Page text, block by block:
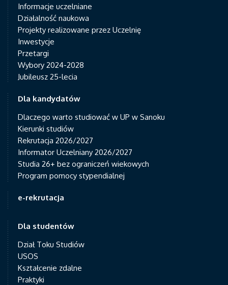
Informacje uczelniane
Działalność naukowa
Projekty realizowane przez Uczelnię
Inwestycje
Przetargi
Wybory 2024-2028
Jubileusz 25-lecia
Dla kandydatów
Dlaczego warto studiować w UP w Sanoku
Kierunki studiów
Rekrutacja 2026/2027
Informator Uczelniany 2026/2027
Studia 26+ bez ograniczeń wiekowych
Program pomocy stypendialnej
e-rekrutacja
Dla studentów
Dział Toku Studiów
USOS
Kształcenie zdalne
Praktyki